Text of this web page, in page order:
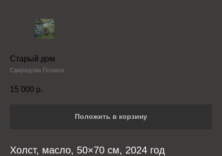
Старый дом
Свиридова Полина
15 000 р.
Положить в корзину
Холст, масло, 50×70 см, 2024 год